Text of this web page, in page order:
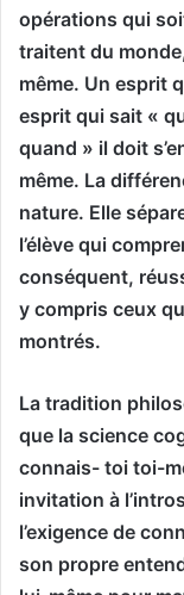
opérations qui
traitent du
même. Un esprit
esprit qui sait «
quand » il doit
même. La
nature. Elle
l’élève qui
conséquent,
y compris ceux
montrés.
La tradition
que la science
connais- toi toi-
invitation à
l’exigence de
son propre